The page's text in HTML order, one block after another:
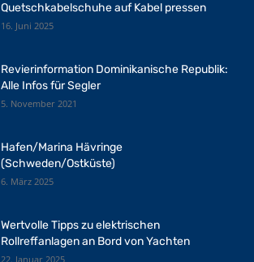
Quetschkabelschuhe auf Kabel pressen
16. Juni 2025
Revierinformation Dominikanische Republik:
Alle Infos für Segler
5. November 2021
Hafen/Marina Hävringe
(Schweden/Ostküste)
6. März 2025
Wertvolle Tipps zu elektrischen
Rollreffanlagen an Bord von Yachten
22. Januar 2025